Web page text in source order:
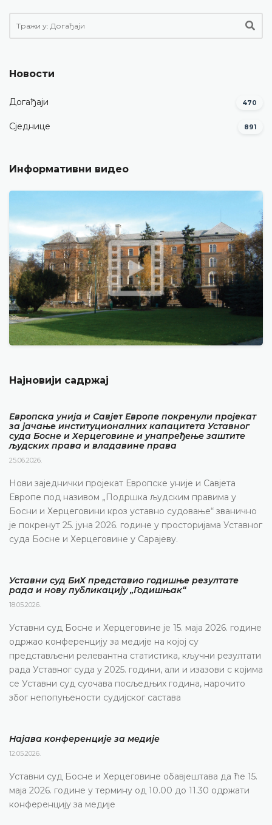
Новости
Догађаји 470
Сједнице 891
Информативни видео
Најновији садржај
Европска унија и Савјет Европе покренули пројекат
за јачање институционалних капацитета Уставног
суда Босне и Херцеговине и унапређење заштите
људских права и владавине права
25.06.2026.
Нови заједнички пројекат Европске уније и Савјета
Европе под називом „Подршка људским правима у
Босни и Херцеговини кроз уставно судовање“ званично
је покренут 25. јуна 2026. године у просторијама Уставног
суда Босне и Херцеговине у Сарајеву.
Уставни суд БиХ представио годишње резултате
рада и нову публикацију „Годишњак“
18.05.2026.
Уставни суд Босне и Херцеговине је 15. маја 2026. године
одржао конференцију за медије на којој су
представљени релевантна статистика, кључни резултати
рада Уставног суда у 2025. години, али и изазови с којима
се Уставни суд суочава посљедњих година, нарочито
због непопуњености судијског састава
Најава конференције за медије
12.05.2026.
Уставни суд Босне и Херцеговине обавјештава да ће 15.
маја 2026. године у термину од 10.00 до 11.30 одржати
конференцију за медије